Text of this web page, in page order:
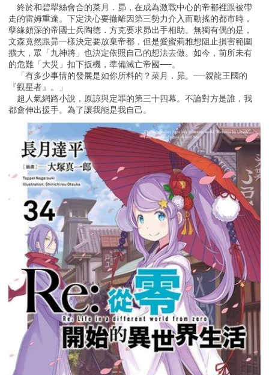
終於和碧翠絲會合的菜月．昴，在成為激戰中心的帝都裡跟被帶
走的雷姆重逢。下定決心要撤離因第三勢力介入而動搖的都市時，
孽緣頗深的帝國士兵陶德．方克要求昴出手相助。無獨有偶的是，
文森竟然跟昴一樣決定要放棄帝都，但是愛蜜莉雅想阻止損害範圍
擴大，眾「九神將」也決定依照自己的想法去做。如今，前所未有
的危難「大災」扣下扳機，準備滅亡帝國──。
「有多少事情的發展是如你所料的？菜月．昴。──親龍王國的
『觀星者』。」
超人氣網路小說，原諒與定罪的第三十四幕。不論對方是誰，我
都會伸出援手。為了讓我能是我自己。